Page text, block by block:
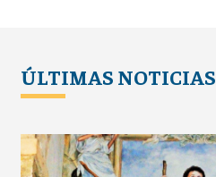
ÚLTIMAS NOTICIAS